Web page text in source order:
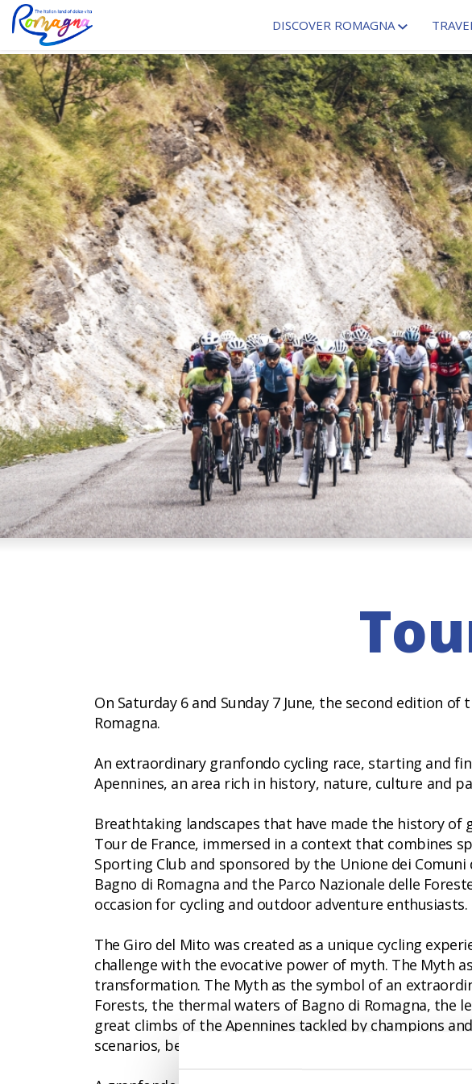
DISCOVER ROMAGNA
On Saturday 6 and Sunday 7 June, the second edition
Romagna.
An extraordinary granfondo cycling race, starting and
Apennines, an area rich in history, nature, culture and
Breathtaking landscapes that have made the history of
Tour de France, immersed in a context that combines
Sporting Club and sponsored by the Unione dei
Bagno di Romagna and the Parco Nazionale delle
occasion for cycling and outdoor adventure enthusiasts.
The Giro del Mito was created as a unique cycling
challenge with the evocative power of myth. The Myth
transformation. The Myth as the symbol of an
Forests, the thermal waters of Bagno di Romagna, the
great climbs of the Apennines tackled by champions
scenarios, between history, sport and myth.